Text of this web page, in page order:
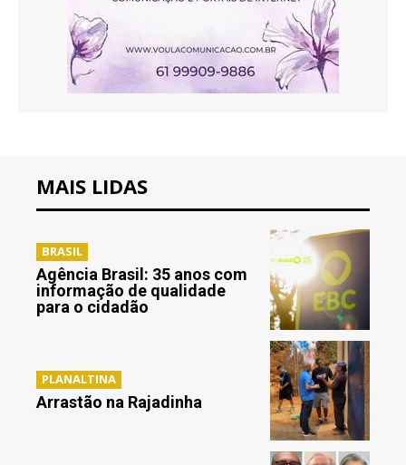
MAIS LIDAS
BRASIL
Agência Brasil: 35 anos com
informação de qualidade
para o cidadão
PLANALTINA
Arrastão na Rajadinha